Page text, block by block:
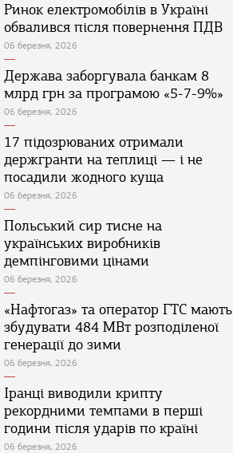
Ринок електромобілів в Україні
обвалився після повернення ПДВ
06 березня, 2026
Держава заборгувала банкам 8
млрд грн за програмою «5-7-9%»
06 березня, 2026
17 підозрюваних отримали
держгранти на теплиці — і не
посадили жодного куща
06 березня, 2026
Польський сир тисне на
українських виробників
демпінговими цінами
06 березня, 2026
«Нафтогаз» та оператор ГТС мають
збудувати 484 МВт розподіленої
генерації до зими
06 березня, 2026
Іранці виводили крипту
рекордними темпами в перші
години після ударів по країні
06 березня, 2026